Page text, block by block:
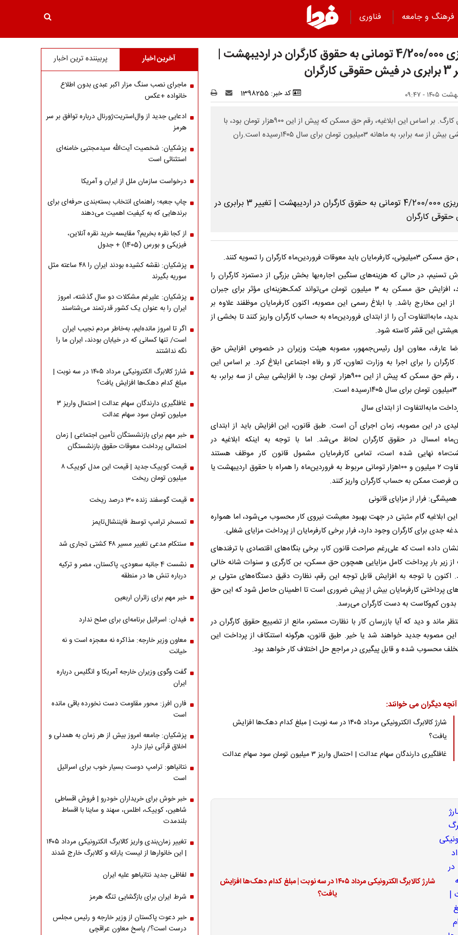
فرهنگ و جامعه فناوری
واریزی 4/200/000 تومانی به حقوق کارگران در اردیبهشت |
کد خبر: 1398255
حقوق کارگ. بر اساس این ابلاغیه، رقم حق مسکن که پیش از این ۹۰۰هزار تومان بود، با
سه برابر، به ماهانه ۳میلیون تومان برای سال ۱۴۰۵رسیده است.ران
باید معوقات فروردین‌ماه کارگران را تسویه کنند.
تسنیم، در حالی که هزینه‌های سنگین اجاره‌بها بخش بزرگی از دستمزد کارگران را
می‌بلعد، افزایش حق مسکن به ۳ میلیون تومان می‌تواند کمک‌هزینه‌ای مؤثر برای جبران
این مخارج باشد. با ابلاغ رسمی این مصوبه، اکنون کارفرمایان موظفند علاوه بر
مابه‌التفاوت آن را از ابتدای فروردین‌ماه به حساب کارگران واریز کنند تا بخشی از
این قشر کاسته شود.
عارف، معاون اول رئیس‌جمهور، مصوبه هیئت وزیران در خصوص افزایش حق
را برای اجرا به وزارت تعاون، کار و رفاه اجتماعی ابلاغ کرد. بر اساس این
ابلاغیه، رقم حق مسکن که پیش از این ۹۰۰هزار تومان بود، با افزایشی بیش از سه برابر، به
مابه‌التفاوت از ابتدای سال
در این مصوبه، زمان اجرای آن است. طبق قانون، این افزایش باید از ابتدای
امسال در حقوق کارگران لحاظ می‌شد. اما با توجه به اینکه ابلاغیه در
نهایی شده است، تمامی کارفرمایان مشمول قانون کار موظف هستند
مابه‌التفاوت ۲ میلیون و ۱۰۰هزار تومانی مربوط به فروردین‌ماه را همراه با حقوق اردیبهشت یا
فرصت ممکن به حساب کارگران واریز کنند.
فرار از مزایای قانونی
ابلاغیه گام مثبتی در جهت بهبود معیشت نیروی کار محسوب می‌شود، اما همواره
جدی برای کارگران وجود دارد، فرار برخی کارفرمایان از پرداخت مزایای شغلی.
داده است که علی‌رغم صراحت قانون کار، برخی بنگاه‌های اقتصادی با ترفندهای
زیر بار پرداخت کامل مزایایی همچون حق مسکن، بن کارگری و سنوات شانه خالی
اکنون با توجه به افزایش قابل توجه این رقم، نظارت دقیق دستگاه‌های متولی بر
پرداختی کارفرمایان بیش از پیش ضروری است تا اطمینان حاصل شود که این حق
بدون کم‌وکاست به دست کارگران می‌رسد.
ماند و دید که آیا بازرسان کار با نظارت مستمر، مانع از تضییع حقوق کارگران در
مصوبه جدید خواهند شد یا خیر. طبق قانون، هرگونه استنکاف از پرداخت این
محسوب شده و قابل پیگیری در مراجع حل اختلاف کار خواهد بود.
آنچه دیگران می خوانند:
شارژ کالابرگ الکترونیکی مرداد ۱۴۰۵ در سه نوبت | مبلغ کدام دهک‌ها افزایش
یافت؟
غافلگیری دارندگان سهام عدالت | احتمال واریز ۳ میلیون تومان سود سهام عدالت
شارژ کالابرگ الکترونیکی مرداد ۱۴۰۵ در سه نوبت | مبلغ کدام دهک‌ها افزایش
یافت؟
آخرین اخبار پربیننده ترین اخبار
ماجرای نصب سنگ مزار اکبر عبدی بدون اطلاع
خانواده +عکس
ادعایی جدید از وال‌استریت‌ژورنال درباره توافق بر سر
هرمز
پزشکیان: شخصیت آیت‌الله سیدمجتبی خامنه‌ای
استثنائی است
درخواست سازمان ملل از ایران و آمریکا
چاپ جعبه؛ راهنمای انتخاب بسته‌بندی حرفه‌ای برای
برندهایی که به کیفیت اهمیت می‌دهند
از کجا نقره بخریم؟ مقایسه خرید نقره آنلاین،
فیزیکی و بورس (1405) + جدول
پزشکیان: نقشه کشیده بودند ایران را ۴۸ ساعته مثل
سوریه بگیرند
پزشکیان: علیرغم مشکلات دو سال گذشته، امروز
ایران را به عنوان یک کشور قدرتمند می‌شناسند
اگر تا امروز مانده‌ایم، به‌خاطر مردم نجیب ایران
است/ تنها کسانی که در خیابان بودند، ایران ما را
نگه نداشتند
شارژ کالابرگ الکترونیکی مرداد ۱۴۰۵ در سه نوبت |
مبلغ کدام دهک‌ها افزایش یافت؟
غافلگیری دارندگان سهام عدالت | احتمال واریز ۳
میلیون تومان سود سهام عدالت
خبر مهم برای بازنشستگان تأمین اجتماعی | زمان
احتمالی پرداخت معوقات حقوق بازنشستگان
قیمت کوییک جدید | قیمت این مدل کوییک ۸
میلیون تومان ریخت
قیمت گوسفند زنده 30 درصد ریخت
تمسخر ترامپ توسط فایننشال‌تایمز
سنتکام مدعی تغییر مسیر ۴۸ کشتی تجاری شد
نشست 4 جانبه سعودی، پاکستان، مصر و ترکیه
درباره تنش ها در منطقه
خبر مهم برای زائران اربعین
فیدان: اسرائیل برنامه‌ای برای صلح ندارد
معاون وزیر خارجه: مذاکره نه معجزه است و نه
خیانت
گفت وگوی وزیران خارجه آمریکا و انگلیس درباره
ایران
فارن افرز: محور مقاومت دست نخورده باقی مانده
است
پزشکیان: جامعه امروز بیش از هر زمان به همدلی و
اخلاق قرآنی نیاز دارد
نتانیاهو: ترامپ دوست بسیار خوب برای اسرائیل
است
خبر خوش برای خریداران خودرو | فروش اقساطی
شاهین، کوییک، اطلس، سهند و ساینا با اقساط
بلندمدت
تغییر زمان‌بندی واریز کالابرگ الکترونیکی مرداد ۱۴۰۵
| این خانوارها از لیست یارانه و کالابرگ خارج شدند
لفاظی جدید نتانیاهو علیه ایران
شرط ایران برای بازگشایی تنگه هرمز
خبر دعوت پاکستان از وزیر خارجه و رئیس مجلس
درست است؟/ پاسخ معاون عراقچی